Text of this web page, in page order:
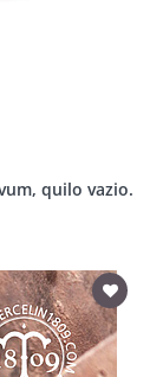
quilo vazio.